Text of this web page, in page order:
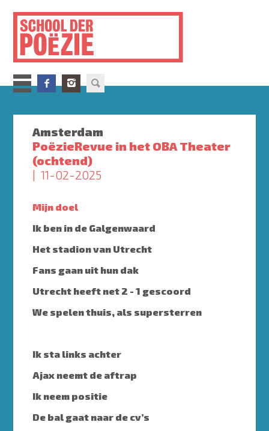
inhoud
gaan
Amsterdam
PoëzieRevue in het OBA Theater
(ochtend)
11-02-2025
Mijn doel
Ik ben in de Galgenwaard
Het stadion van Utrecht
Fans gaan uit hun dak
Utrecht heeft net 2 - 1 gescoord
We spelen thuis, als supersterren
Ik sta links achter
Ajax neemt de aftrap
Ik neem positie
De bal gaat naar de cv’s